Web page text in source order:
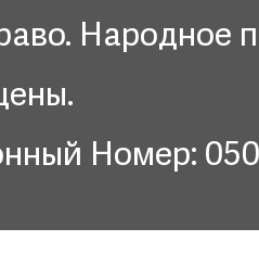
Народное
Номер: